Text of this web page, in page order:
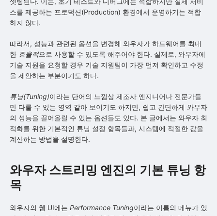
스를 제공하는 프로덕션(Production) 환경에서 운영하기는 적합
하지 않다.
따라서, 성능과 관련된 옵션을 변경해 와우자가 하드웨어를 최대
한 효율적으로 사용할 수 있도록 해주어야 한다. 실제로, 와우자에
기술 지원을 요청할 경우 기술 지원팀이 가장 먼저 확인하고 수정
을 제안하는 부분이기도 하다.
튜닝(Tuning)이라는 단어의 느낌상 제조사 엔지니어나 전문가들
만 다룰 수 있는 영역 같아 보이기도 하지만, 쉽고 간단하게 와우자
의 성능을 끌어올릴 수 있는 옵션들도 있다. 본 글에서는 와우자 최
적화를 위한 기본적인 튜닝 설정 항목들과, 시스템에 적절한 값을
계산하는 방법을 설명한다.
와우자 스트리밍 엔진의 기본 튜닝 항
목
와우자의 웹 UI에는 Performance Tuning이라는 이름의 메뉴가 있